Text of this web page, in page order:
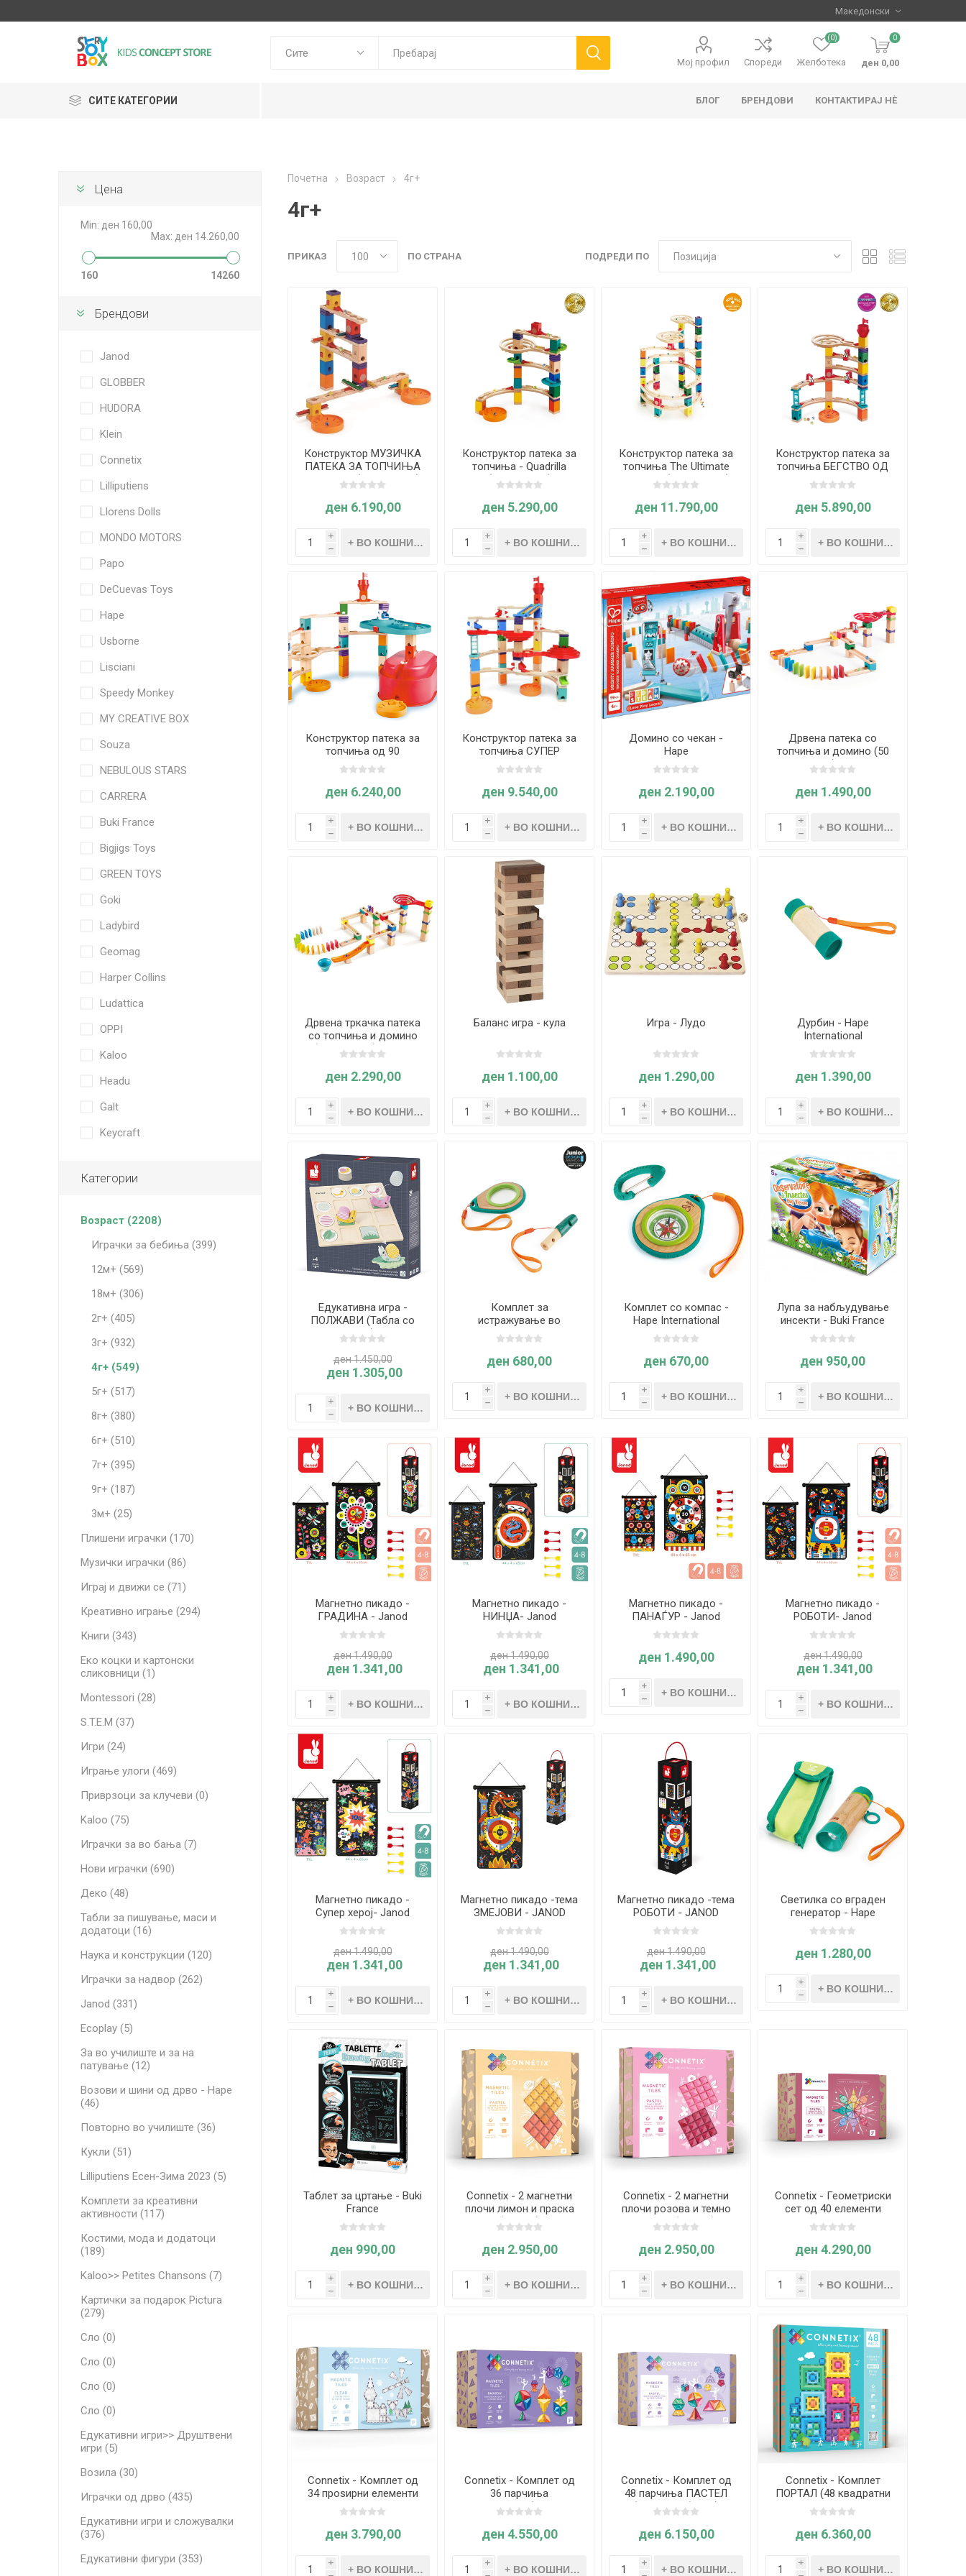
Мој профил Спореди Желботека
(0) 0
ден 0,00
СИТЕ КАТЕГОРИИ БЛОГ БРЕНДОВИ
Janod
GLOBBER
Lilliputiens
КОНТАКТИРАЈ НЀ
Почетна Возраст 4г+
4г+
ПОДРЕДИ ПО
ПРИКАЗ ПО СТРАНА
Конструктор МУЗИЧКА
ПАТЕКА ЗА ТОПЧИЊА
- Quadrilla (Hape E6012)
ден 6.190,00
i
h
Конструктор патека за
топчиња - Quadrilla
(Hape E6020)
ден 5.290,00
i
h
Конструктор патека за
топчиња The Ultimate
Quadrilla (Hape E6008)
ден 11.790,00
i
h
Конструктор патека за
топчиња БЕГСТВО ОД
ЗАМОКОТ - Quadrilla
ден 5.890,00
i
h
Конструктор патека за
топчиња од 90
елементи во кутија -
ден 6.240,00
i
h
Конструктор патека за
топчиња СУПЕР
СПИРАЛА - Quadrilla
ден 9.540,00
i
h
Домино со чекан -
Hape
ден 2.190,00
i
h
Дрвена патека со
топчиња и домино (50
делови) - Hape
ден 1.490,00
i
h
Дрвена тркачка патека
со топчиња и домино
(81 елемент) - Hape
ден 2.290,00
i
h
Баланс игра - кула
ден 1.100,00
i
h
Игра - Лудо
ден 1.290,00
i
h
Дурбин - Hape
International
ден 1.390,00
i
h
Едукативна игра -
ПОЛЖАВИ (Табла со
вкрстување) - Janod
ден 1.450,00
ден 1.305,00
i
h
Комплет за
истражување во
природа - Hape
ден 680,00
i
h
Комплет со компас -
Hape International
ден 670,00
i
h
Лупа за набљудување
инсекти - Buki France
ден 950,00
i
h
Магнетно пикадо -
ГРАДИНА - Janod
ден 1.490,00
ден 1.341,00
i
h
Магнетно пикадо -
НИНЏА- Janod
ден 1.490,00
ден 1.341,00
i
h
Магнетно пикадо -
ПАНАЃУР - Janod
ден 1.490,00
i
h
Магнетно пикадо -
РОБОТИ- Janod
ден 1.490,00
ден 1.341,00
i
h
Магнетно пикадо -
Супер херој- Janod
ден 1.490,00
ден 1.341,00
i
h
Магнетно пикадо -тема
ЗМЕЈОВИ - JANOD
ден 1.490,00
ден 1.341,00
i
h
Магнетно пикадо -тема
РОБОТИ - JANOD
ден 1.490,00
ден 1.341,00
i
h
Светилка со вграден
генератор - Hape
International
ден 1.280,00
i
h
Таблет за цртање - Buki
France
ден 990,00
i
h
Connetix - 2 магнетни
плочи лимон и праска
(пастел)
ден 2.950,00
i
h
Connetix - 2 магнетни
плочи розова и темно
црвена (пастел)
ден 2.950,00
i
h
Connetix - Геометриски
сет од 40 елементи
ПАСТЕЛ
ден 4.290,00
i
h
Connetix - Комплет од
34 проѕирни елементи
ден 3.790,00
i
Connetix - Комплет од
36 парчиња
ВИНОЖИТО (со нови
ден 4.550,00
i
Connetix - Комплет од
48 парчиња ПАСТЕЛ
(со нови облици)
ден 6.150,00
i
Connetix - Комплет
ПОРТАЛ (48 квадратни
плочки со различни
ден 6.360,00
i
Цена
Min: ден 160,00
Max: ден 14.260,00
160 14260
Брендови
Janod
GLOBBER
HUDORA
Klein
Connetix
Lilliputiens
Llorens Dolls
MONDO MOTORS
Papo
DeCuevas Toys
Hape
Usborne
Lisciani
Speedy Monkey
MY CREATIVE BOX
Souza
NEBULOUS STARS
CARRERA
Buki France
Bigjigs Toys
GREEN TOYS
Goki
Ladybird
Geomag
Harper Collins
Ludattica
OPPI
Kaloo
Headu
Galt
Keycraft
Категории
Возраст (2208)
Играчки за бебиња (399)
12м+ (569)
18м+ (306)
2г+ (405)
3г+ (932)
4г+ (549)
5г+ (517)
8г+ (380)
6г+ (510)
7г+ (395)
9г+ (187)
3м+ (25)
Плишени играчки (170)
Музички играчки (86)
Играј и движи се (71)
Креативно играње (294)
Книги (343)
Еко коцки и картонски
сликовници (1)
Montessori (28)
S.T.E.M (37)
Игри (24)
Играње улоги (469)
Приврзоци за клучеви (0)
Kaloo (75)
Играчки за во бања (7)
Нови играчки (690)
Деко (48)
Табли за пишување, маси и
додатоци (16)
Наука и конструкции (120)
Играчки за надвор (262)
Janod (331)
Ecoplay (5)
За во училиште и за на
патување (12)
Возови и шини од дрво - Hape
(46)
Повторно во училиште (36)
Кукли (51)
Lilliputiens Есен-Зима 2023 (5)
Комплети за креативни
активности (117)
Костими, мода и додатоци
(189)
Kaloo>> Petites Chansons (7)
Картички за подарок Pictura
(279)
Сло (0)
Сло (0)
Сло (0)
Сло (0)
Едукативни игри>> Друштвени
игри (5)
Возила (30)
Играчки од дрво (435)
Едукативни игри и сложувалки
(376)
Едукативни фигури (353)